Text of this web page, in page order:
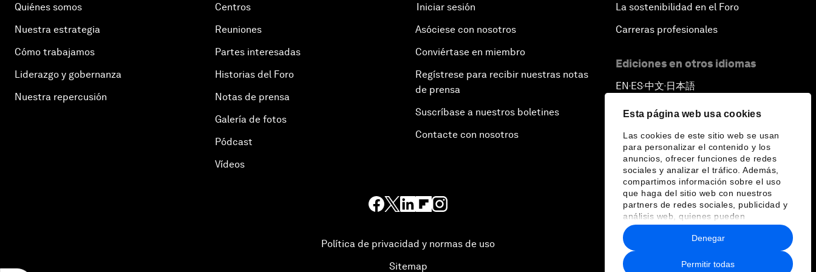
Esta página web usa cookies
Las cookies de este sitio web se usan
para personalizar el contenido y los
anuncios, ofrecer funciones de redes
sociales y analizar el tráfico. Además,
compartimos información sobre el uso
que haga del sitio web con nuestros
partners de redes sociales, publicidad y
análisis web, quienes pueden
combinarla con otra información que les
haya proporcionado o que hayan
recopilado a partir del uso que haya
hecho de sus servicios.
Permitir todas
Denegar
Quiénes somos
Nuestra estrategia
Cómo trabajamos
Liderazgo y gobernanza
Nuestra repercusión
Centros
Reuniones
Partes interesadas
Historias del Foro
Notas de prensa
Galería de fotos
Pódcast
Vídeos
Iniciar sesión
Asóciese con nosotros
Conviértase en miembro
Regístrese para recibir nuestras notas
de prensa
Suscríbase a nuestros boletines
Contacte con nosotros
La sostenibilidad en el Foro
Carreras profesionales
Ediciones en otros idiomas
EN ▪ ES▪中文▪ 日本語
Política de privacidad y normas de uso
Sitemap